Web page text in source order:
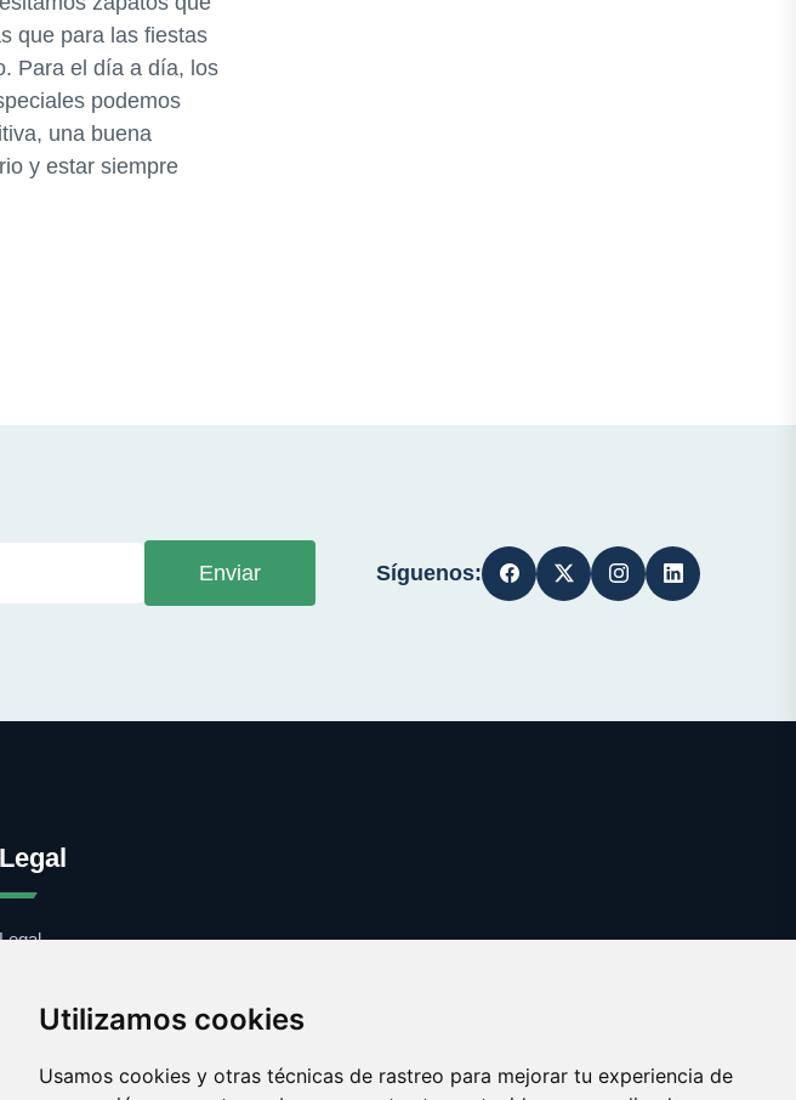
Utilizamos cookies
Usamos cookies y otras técnicas de rastreo para mejorar tu experiencia de
que para las fiestas
Para el día a día, los
podemos
una buena
y estar siempre
Enviar Síguenos:
Legal
Legal
Contacto